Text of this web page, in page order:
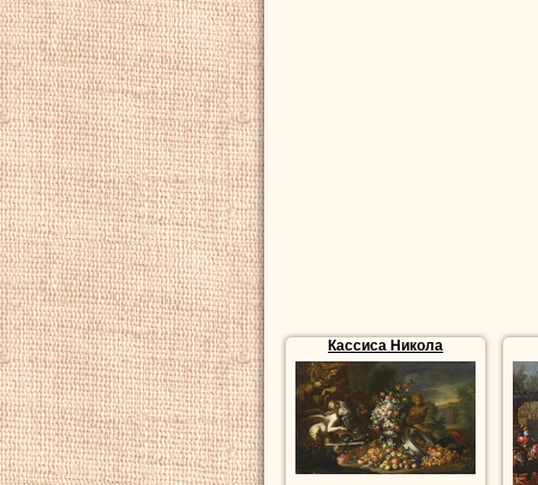
Кассиса Никола